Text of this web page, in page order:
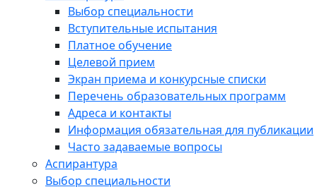
Выбор специальности
Вступительные испытания
Платное обучение
Целевой прием
Экран приема и конкурсные списки
Перечень образовательных программ
Адреса и контакты
Информация обязательная для публикации
Часто задаваемые вопросы
Аспирантура
Выбор специальности